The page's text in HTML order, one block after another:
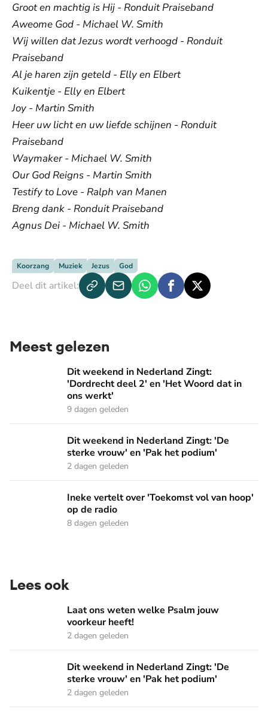
Groot en machtig is Hij - Ronduit Praiseband
Aweome God - Michael W. Smith
Wij willen dat Jezus wordt verhoogd - Ronduit
Praiseband
Al je haren zijn geteld - Elly en Elbert
Kuikentje - Elly en Elbert
Joy - Martin Smith
Heer uw licht en uw liefde schijnen - Ronduit
Praiseband
Waymaker - Michael W. Smith
Our God Reigns - Martin Smith
Testify to Love - Ralph van Manen
Breng dank - Ronduit Praiseband
Agnus Dei - Michael W. Smith
Koorzang Muziek Jezus God
Deel dit artikel:
Meest gelezen
Dit weekend in Nederland Zingt: 'Dordrecht deel 2' en
Dit weekend in Nederland Zingt:
'Dordrecht deel 2' en 'Het Woord dat in
ons werkt'
9 dagen geleden
Dit weekend in Nederland Zingt: 'De sterke vrouw' en 'Pak
Dit weekend in Nederland Zingt: 'De
sterke vrouw' en 'Pak het podium'
2 dagen geleden
Ineke vertelt over 'Toekomst vol van hoop' op de radio
Ineke vertelt over 'Toekomst vol van hoop'
op de radio
8 dagen geleden
Lees ook
Laat ons weten welke Psalm jouw voorkeur heeft!
Laat ons weten welke Psalm jouw
voorkeur heeft!
2 dagen geleden
Dit weekend in Nederland Zingt: 'De sterke vrouw' en 'Pak
Dit weekend in Nederland Zingt: 'De
sterke vrouw' en 'Pak het podium'
2 dagen geleden